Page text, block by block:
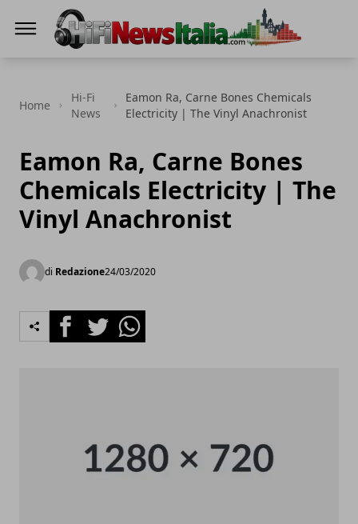
Home
Hi-Fi
News
Eamon Ra, Carne Bones Chemicals
Electricity | The Vinyl Anachronist
Eamon Ra, Carne Bones
Chemicals Electricity | The
Vinyl Anachronist
di Redazione24/03/2020
FacebookTwitterWhatsapp